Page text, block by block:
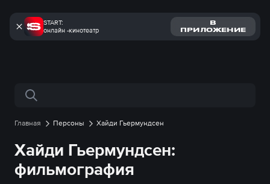
START:
онлайн -кинотеатр
В
ПРИЛОЖЕНИЕ
Поиск по сайту
Главная Персоны Хайди Гьермундсен
Хайди Гьермундсен:
фильмография